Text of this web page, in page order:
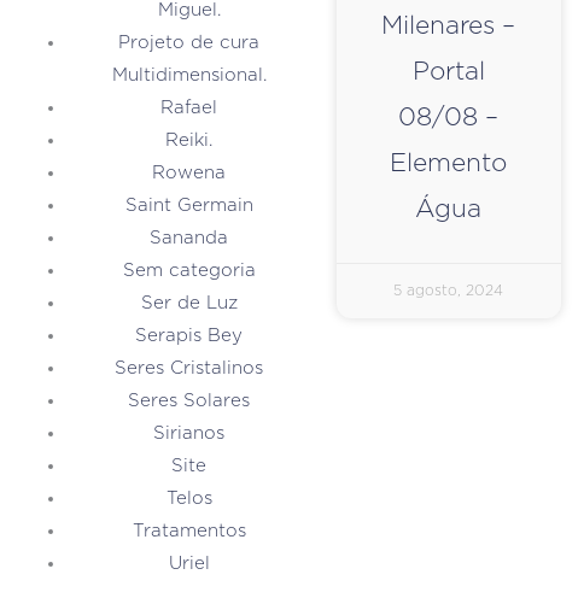
Miguel.
Projeto de cura
Multidimensional.
Rafael
Reiki.
Rowena
Saint Germain
Sananda
Sem categoria
Ser de Luz
Serapis Bey
Seres Cristalinos
Seres Solares
Sirianos
Site
Telos
Tratamentos
Uriel
Milenares –
Portal
08/08 –
Elemento
Água
5 agosto, 2024